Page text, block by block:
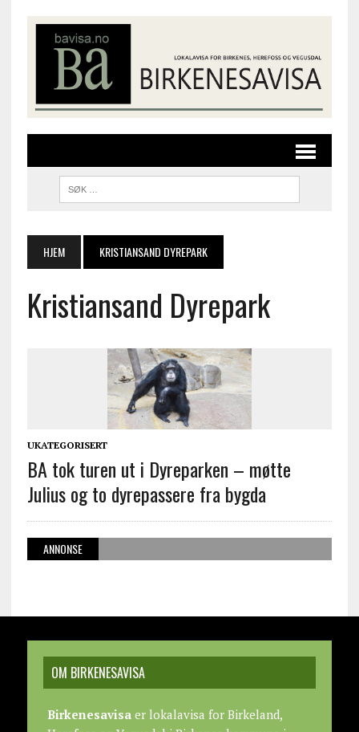
HJEM KRISTIANSAND DYREPARK
Kristiansand Dyrepark
UKATEGORISERT
BA tok turen ut i Dyreparken – møtte
Julius og to dyrepassere fra bygda
ANNONSE
OM BIRKENESAVISA
Birkenesavisaer lokalavisa for Birkeland,